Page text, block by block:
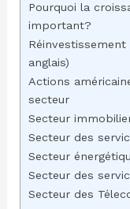
Pourquoi la
important?
Réinvestissement
anglais)
Actions
secteur
Secteur
Secteur des
Secteur
Secteur des
Secteur des